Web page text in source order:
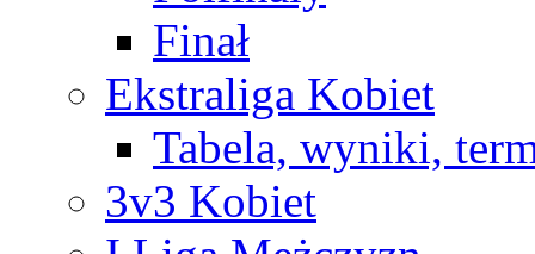
Finał
Ekstraliga Kobiet
Tabela, wyniki,
3v3 Kobiet